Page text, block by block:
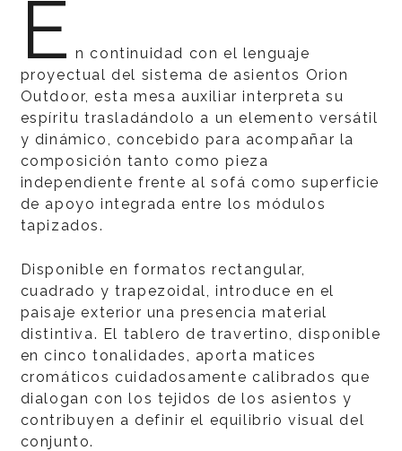
E n continuidad con el lenguaje
proyectual del sistema de asientos Orion
Outdoor, esta mesa auxiliar interpreta su
espíritu trasladándolo a un elemento versátil
y dinámico, concebido para acompañar la
composición tanto como pieza
independiente frente al sofá como superficie
de apoyo integrada entre los módulos
tapizados.
Disponible en formatos rectangular,
cuadrado y trapezoidal, introduce en el
paisaje exterior una presencia material
distintiva. El tablero de travertino, disponible
en cinco tonalidades, aporta matices
cromáticos cuidadosamente calibrados que
dialogan con los tejidos de los asientos y
contribuyen a definir el equilibrio visual del
conjunto.